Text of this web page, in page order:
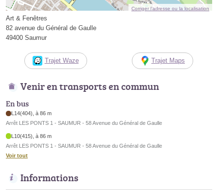
Corriger l’adresse ou la localisation
Art & Fenêtres
82 avenue du Général de Gaulle
49400 Saumur
Trajet Waze Trajet Maps
Venir en transports en commun
En bus
L14(404), à 86 m
Arrêt LES PONTS 1 - SAUMUR - 58 Avenue du Général de Gaulle
L10(415), à 86 m
Arrêt LES PONTS 1 - SAUMUR - 58 Avenue du Général de Gaulle
Voir tout
Informations